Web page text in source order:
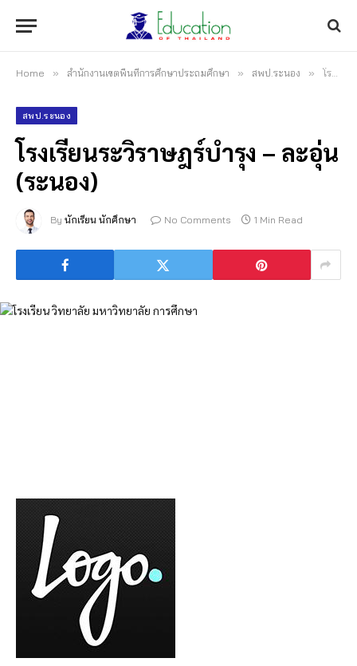
Home » สำนักงานเขตพื้นที่การศึกษาประถมศึกษา » สพป.ระนอง » โรงเรียนระวิราษฎร์บำรุง – ละอุ่น (ระนอง)
สพป.ระนอง
โรงเรียนระวิราษฎร์บำรุง – ละอุ่น
(ระนอง)
By นักเรียน นักศึกษา No Comments 1 Min Read